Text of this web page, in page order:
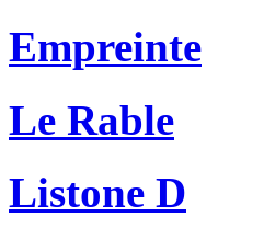
Empreinte
Le Rable
Listone D